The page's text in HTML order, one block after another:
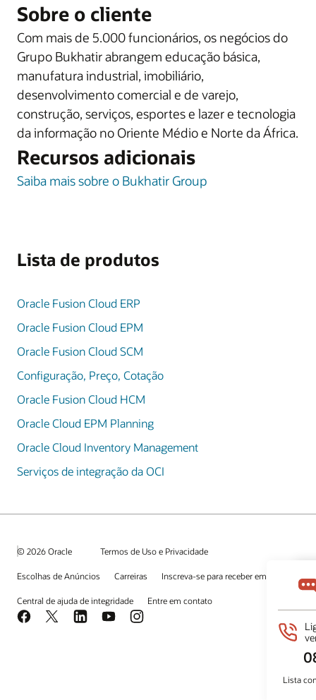
Sobre o cliente
Com mais de 5.000 funcionários, os negócios do
Grupo Bukhatir abrangem educação básica,
manufatura industrial, imobiliário,
desenvolvimento comercial e de varejo,
construção, serviços, esportes e lazer e tecnologia
da informação no Oriente Médio e Norte da África.
Recursos adicionais
Saiba mais sobre o Bukhatir Group
Lista de produtos
Oracle Fusion Cloud ERP
Oracle Fusion Cloud EPM
Oracle Fusion Cloud SCM
Configuração, Preço, Cotação
Oracle Fusion Cloud HCM
Oracle Cloud EPM Planning
Oracle Cloud Inventory Management
Serviços de integração da OCI
© 2026 Oracle Termos de Uso e Privacidade
Escolhas de Anúncios Carreiras Inscreva-se para receber emails
Central de ajuda de integridade Entre em contato
Facebook
X LinkedInYouTubeInstagram